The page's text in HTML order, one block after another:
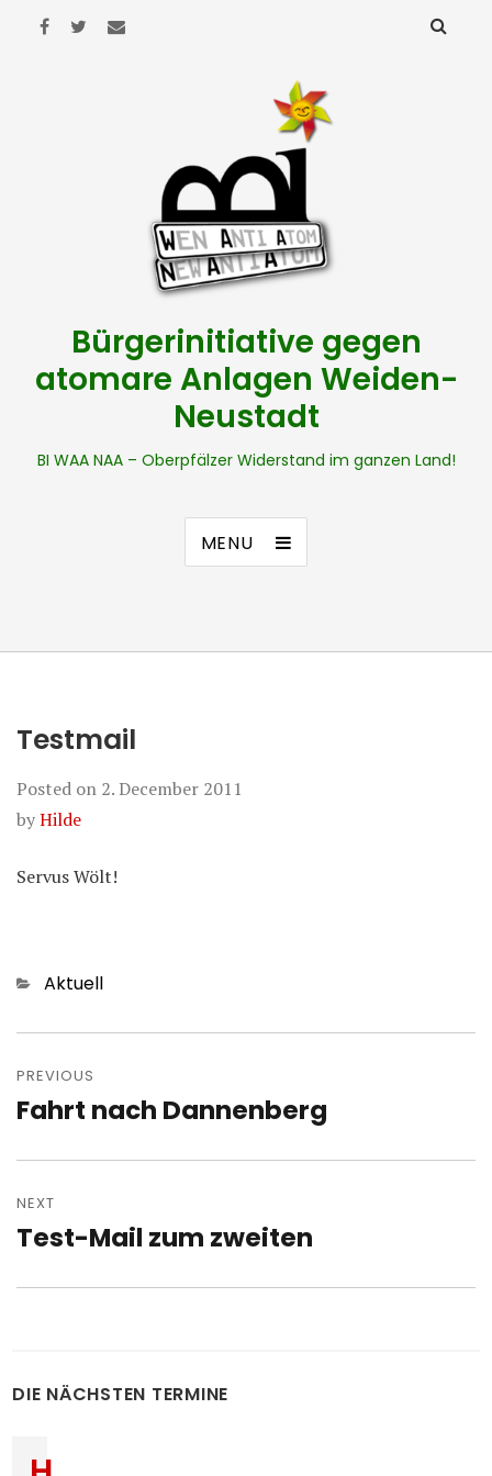
Bürgerinitiative gegen
atomare Anlagen Weiden-
Neustadt
BI WAA NAA – Oberpfälzer Widerstand im ganzen Land!
MENU
Testmail
Posted on 2. December 2011
byHilde
Servus Wölt!
Categories
Aktuell
navigation
PREVIOUS
Previous
Fahrt nach Dannenberg
NEXT
Next
Test-Mail zum zweiten
DIE NÄCHSTEN TERMINE